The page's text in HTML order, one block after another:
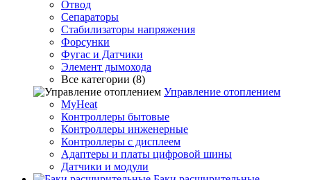
Отвод
Сепараторы
Стабилизаторы напряжения
Форсунки
Фугас и Датчики
Элемент дымохода
Все категории (8)
Управление отоплением
MyHeat
Контроллеры бытовые
Контроллеры инженерные
Контроллеры с дисплеем
Адаптеры и платы цифровой шины
Датчики и модули